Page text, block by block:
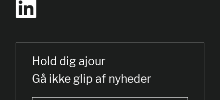
Hold dig ajour
Gå ikke glip af nyheder